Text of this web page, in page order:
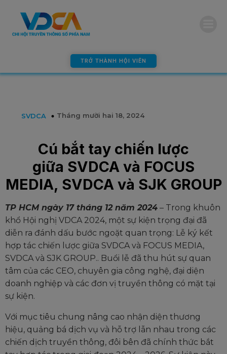
TRỞ THÀNH HỘI VIÊN
SVDCA Tháng mười hai 18, 2024
Cú bắt tay chiến lược
giữa SVDCA và FOCUS
MEDIA, SVDCA và SJK GROUP
TP HCM ngày 17 tháng 12 năm 2024 – Trong khuôn
khổ Hội nghị VDCA 2024, một sự kiện trọng đại đã
diễn ra đánh dấu bước ngoặt quan trọng: Lễ ký kết
hợp tác chiến lược giữa SVDCA và FOCUS MEDIA,
SVDCA và SJK GROUP.. Buổi lễ đã thu hút sự quan
tâm của các CEO, chuyên gia công nghệ, đại diện
doanh nghiệp và các đơn vị truyền thông có mặt tại
sự kiện.
Với mục tiêu chung nâng cao nhận diện thương
hiệu, quảng bá dịch vụ và hỗ trợ lẫn nhau trong các
chiến dịch truyền thông, đôi bên đã chính thức bắt